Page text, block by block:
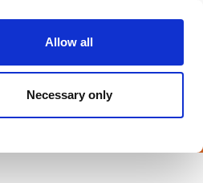
Allow all
Necessary only